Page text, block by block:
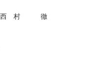
西 村 徹